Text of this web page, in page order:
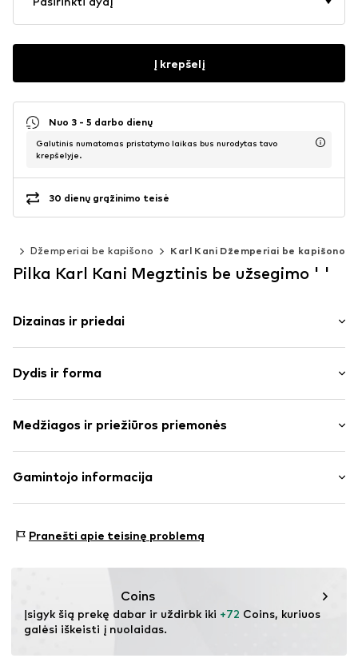
Į krepšelį
Nuo 3 - 5 darbo dienų
Galutinis numatomas pristatymo laikas bus nurodytas tavo
krepšelyje.
30 dienų grąžinimo teisė
Džemperiai be kapišono Karl Kani Džemperiai be kapišono
Pilka Karl Kani Megztinis be užsegimo ' '
Dizainas ir priedai
treningo medžiaga
Neatlenkiama apykaklė
Užtrauktukas iki pusės
Prekės Nr. KAK9xcj001000001
Dydis ir forma
Pritaikomumas: Laisva forma
Medžiagos ir priežiūros priemonės
Kompozicija: 100% Poliesteris – PES
Gamintojo informacija
51063 Köln
Pranešti apie teisinę problemą
Coins
Įsigyk šią prekę dabar ir uždirbk iki +72 Coins, kuriuos
galėsi iškeisti į nuolaidas.